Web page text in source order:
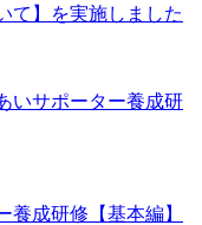
て】を実施しました
いサポーター養成研
成研修【基本編】